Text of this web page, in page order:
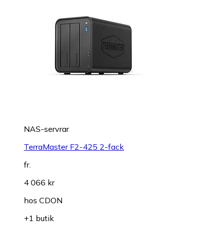
NAS-servrar
TerraMaster F2-425 2-fack
fr.
4 066 kr
hos CDON
+1 butik